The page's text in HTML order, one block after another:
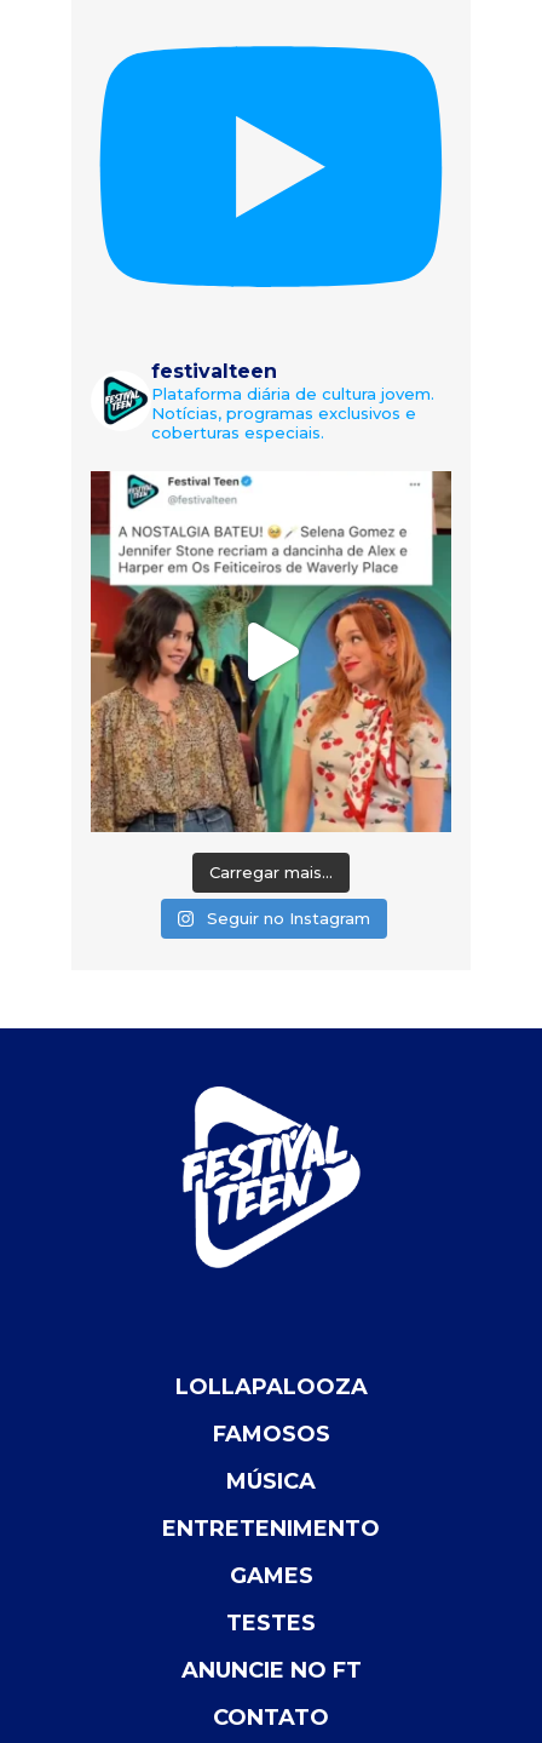
festivalteen
Plataforma diária de cultura jovem.
Notícias, programas exclusivos e
coberturas especiais.
Carregar mais...
Seguir no Instagram
LOLLAPALOOZA
FAMOSOS
MÚSICA
ENTRETENIMENTO
GAMES
TESTES
ANUNCIE NO FT
CONTATO